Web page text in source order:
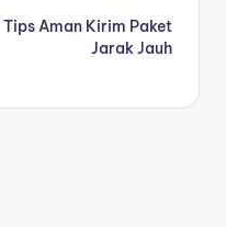
Tips Aman Kirim Paket
Jarak Jauh